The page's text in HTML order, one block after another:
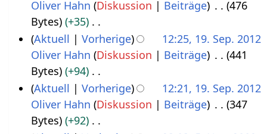
i
t
u
n
s
z
u
r
b
e
i
t
u
n
1
B
e
a
r
b
e
i
t
e
e
i
n
e
B
e
a
r
p
Oliver Hahn Diskussion Beiträge
476
Bytes
+35
K
e
i
n
e
B
Aktuell Vorherige
12:25, 19. Sep. 2012
Oliver Hahn Diskussion Beiträge
441
Bytes
+94
K
e
i
Aktuell Vorherige
12:21, 19. Sep. 2012
Oliver Hahn Diskussion Beiträge
347
Bytes
+92